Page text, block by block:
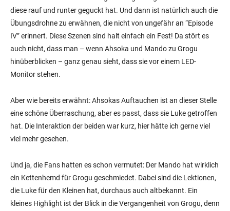
diese rauf und runter geguckt hat. Und dann ist natürlich auch die
Übungsdrohne zu erwähnen, die nicht von ungefähr an “Episode
IV” erinnert. Diese Szenen sind halt einfach ein Fest! Da stört es
auch nicht, dass man – wenn Ahsoka und Mando zu Grogu
hinüberblicken – ganz genau sieht, dass sie vor einem LED-
Monitor stehen.
Aber wie bereits erwähnt: Ahsokas Auftauchen ist an dieser Stelle
eine schöne Überraschung, aber es passt, dass sie Luke getroffen
hat. Die Interaktion der beiden war kurz, hier hätte ich gerne viel
viel mehr gesehen.
Und ja, die Fans hatten es schon vermutet: Der Mando hat wirklich
ein Kettenhemd für Grogu geschmiedet. Dabei sind die Lektionen,
die Luke für den Kleinen hat, durchaus auch altbekannt. Ein
kleines Highlight ist der Blick in die Vergangenheit von Grogu, denn